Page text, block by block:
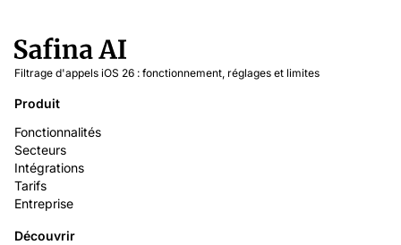
Filtrage d'appels iOS 26 : fonctionnement, réglages et limites
Produit
Fonctionnalités
Secteurs
Intégrations
Tarifs
Entreprise
Découvrir